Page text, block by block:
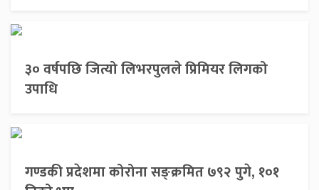
३० वर्षपछि जित्यो लिभरपुलले प्रिमियर लिगको
उपाधि
गण्डकी प्रदेशमा कोरोना सङ्क्रमित ७९२ पुगे, १०१